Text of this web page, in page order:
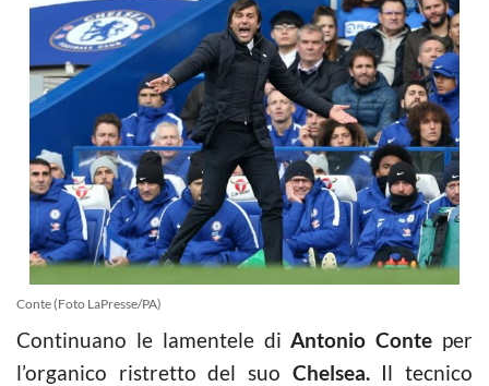
Conte (Foto LaPresse/PA)
Continuano le lamentele diAntonio Conte per
l’organico ristretto del suo Chelsea.Il tecnico